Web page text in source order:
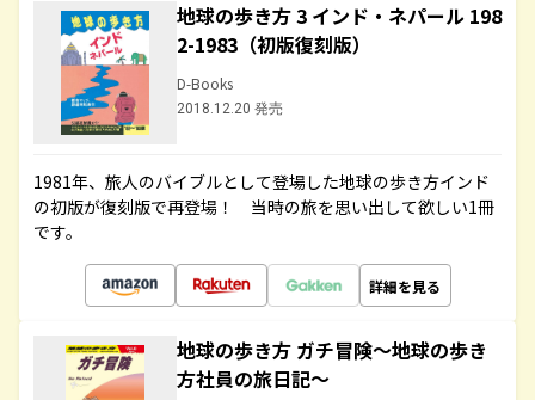
地球の歩き方 3 インド・ネパール 198
2-1983（初版復刻版）
D-Books
2018.12.20 発売
1981年、旅人のバイブルとして登場した地球の歩き方インド
の初版が復刻版で再登場！ 当時の旅を思い出して欲しい1冊
です。
詳細を見る
地球の歩き方 ガチ冒険～地球の歩き
方社員の旅日記～